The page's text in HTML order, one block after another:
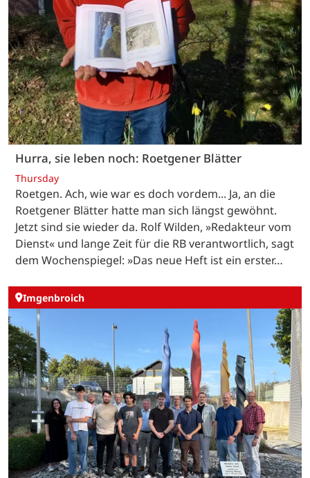
Hurra, sie leben noch: Roetgener Blätter
Thursday
Roetgen. Ach, wie war es doch vordem... Ja, an die
Roetgener Blätter hatte man sich längst gewöhnt.
Jetzt sind sie wieder da. Rolf Wilden, »Redakteur vom
Dienst« und lange Zeit für die RB verantwortlich, sagt
dem Wochenspiegel: »Das neue Heft ist ein erster…
Imgenbroich